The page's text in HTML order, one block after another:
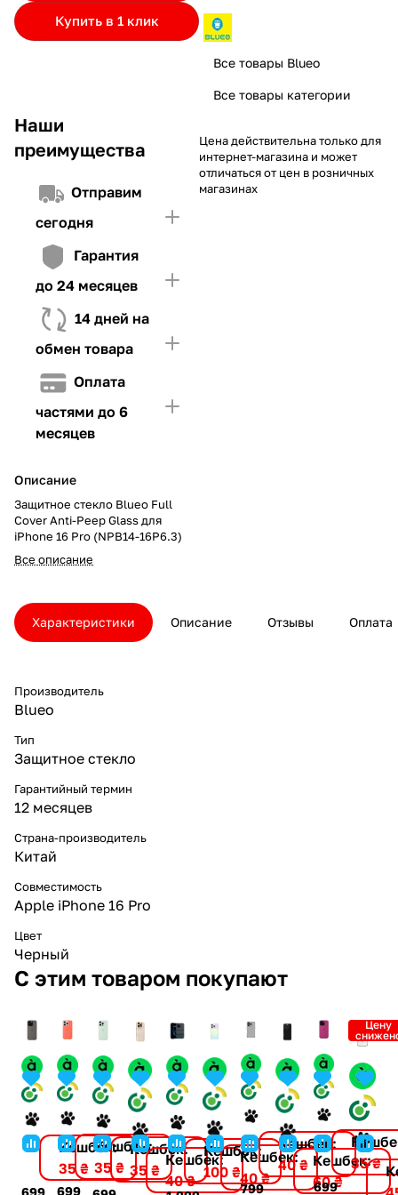
Купить в 1 клик
Наши
преимущества
Отправим
сегодня
Гарантия
до 24 месяцев
14 дней на
обмен товара
Оплата
частями до 6
месяцев
Описание
Защитное стекло Blueo Full
Cover Anti-Peep Glass для
iPhone 16 Pro (NPB14-16P6.3)
Все описание
и Первого взноса (в случае необходимости)
частями.
Если лимит ниже стоимости товара, недостающую
сумму нужно внести Первым взносом
4. Иметь достаточно средств для внесения первой части платежа
Все товары Blueo
Все товары категории
Цена действительна только для
интернет-магазина и может
отличаться от цен в розничных
магазинах
Характеристики Описание Отзывы Оплата
Производитель
Blueo
Тип
Защитное стекло
Гарантийный термин
12 месяцев
Страна-производитель
Китай
Совместимость
Apple iPhone 16 Pro
Цвет
Черный
С этим товаром покупают
Кешбек:
35 ₴
Кешбек:
35 ₴
699
Кешбек:
35 ₴
Кешбек:
40 ₴
Кешбек:
100 ₴
Кешбек:
40 ₴
Кешбек:
40 ₴
799
Кешбек:
60 ₴
35 ₴
699
Цену